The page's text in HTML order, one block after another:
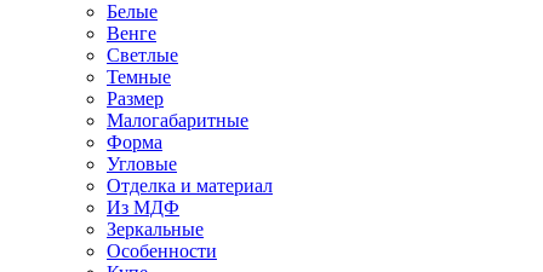
Белые
Венге
Светлые
Темные
Размер
Малогабаритные
Форма
Угловые
Отделка и материал
Из МДФ
Зеркальные
Особенности